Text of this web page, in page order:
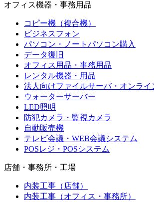
オフィス機器・事務用品
コピー機（複合機）
ビジネスフォン
パソコン・ノートパソコン購入
データ復旧
オフィス用品・事務用品
レンタル機器・用品
法人向けファイルサーバ・オンライ
ウォーターサーバー
LED照明
防犯カメラ・監視カメラ
自動販売機
テレビ会議・WEB会議システム
POSレジ・POSシステム
店舗・事務所・工場
内装工事（店舗）
内装工事（オフィス・事務所）